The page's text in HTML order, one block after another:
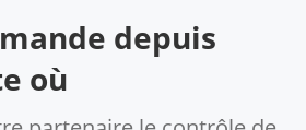
depuis
où